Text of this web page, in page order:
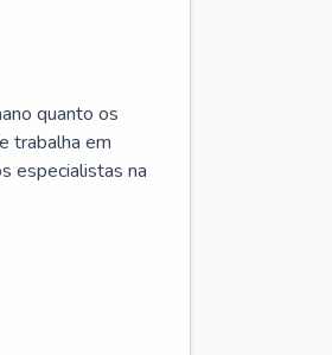
quanto os
trabalha em
especialistas na